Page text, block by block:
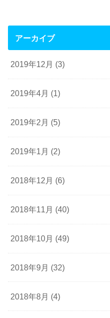
アーカイブ
2019年12月 (3)
2019年4月 (1)
2019年2月 (5)
2019年1月 (2)
2018年12月 (6)
2018年11月 (40)
2018年10月 (49)
2018年9月 (32)
2018年8月 (4)